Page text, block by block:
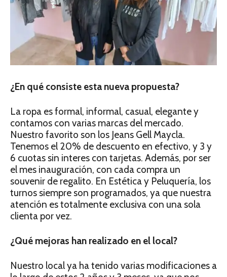
¿En qué consiste esta nueva propuesta?
La ropa es formal, informal, casual, elegante y
contamos con varias marcas del mercado.
Nuestro favorito son los Jeans Gell Maycla.
Tenemos el 20% de descuento en efectivo, y 3 y
6 cuotas sin interes con tarjetas. Además, por ser
el mes inauguración, con cada compra un
souvenir de regalito. En Estética y Peluquería, los
turnos siempre son programados, ya que nuestra
atención es totalmente exclusiva con una sola
clienta por vez.
¿Qué mejoras han realizado en el local?
Nuestro local ya ha tenido varias modificaciones a